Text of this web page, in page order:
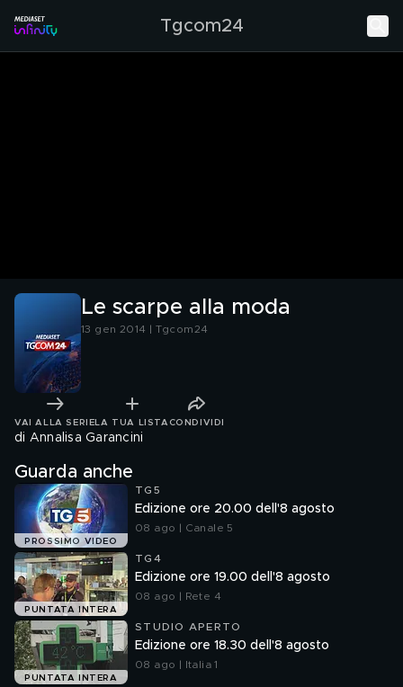
Tgcom24
Le scarpe alla moda
13 gen 2014 | Tgcom24
VAI ALLA SERIE LA TUA LISTA CONDIVIDI
di Annalisa Garancini
Guarda anche
PROSSIMO VIDEO
TG5
Edizione ore 20.00 dell'8 agosto
08 ago | Canale 5
PUNTATA INTERA
TG4
Edizione ore 19.00 dell'8 agosto
08 ago | Rete 4
PUNTATA INTERA
STUDIO APERTO
Edizione ore 18.30 dell'8 agosto
08 ago | Italia 1